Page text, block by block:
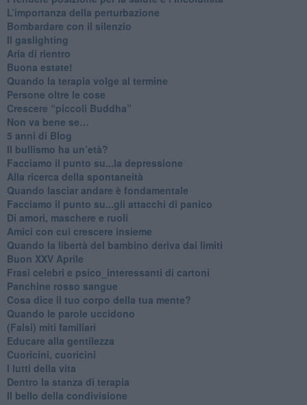
L’importanza della perturbazione
​Bombardare con il silenzio
Il gaslighting
Aria di rientro
Buona estate!
​Quando la terapia volge al termine
​Persone oltre le cose
​Crescere “piccoli Buddha”
Non va bene se…
​5 anni di Blog
​Il bullismo ha un’età?
Facciamo il punto su...la depressione
​Alla ricerca della spontaneità
​Quando lasciar andare è fondamentale
Facciamo il punto su...gli attacchi di panico
Di amori, maschere e ruoli
​Amici con cui crescere insieme
​Quando la libertà del bambino deriva dai limiti
Buon XXV Aprile
​Frasi celebri e psico_interessanti di cartoni
​Panchine rosso sangue
​Cosa dice il tuo corpo della tua mente?
​Quando le parole uccidono
​(Falsi) miti familiari
​Educare alla gentilezza
​Cuoricini, cuoricini
I lutti della vita
​Dentro la stanza di terapia
​Il bello della condivisione